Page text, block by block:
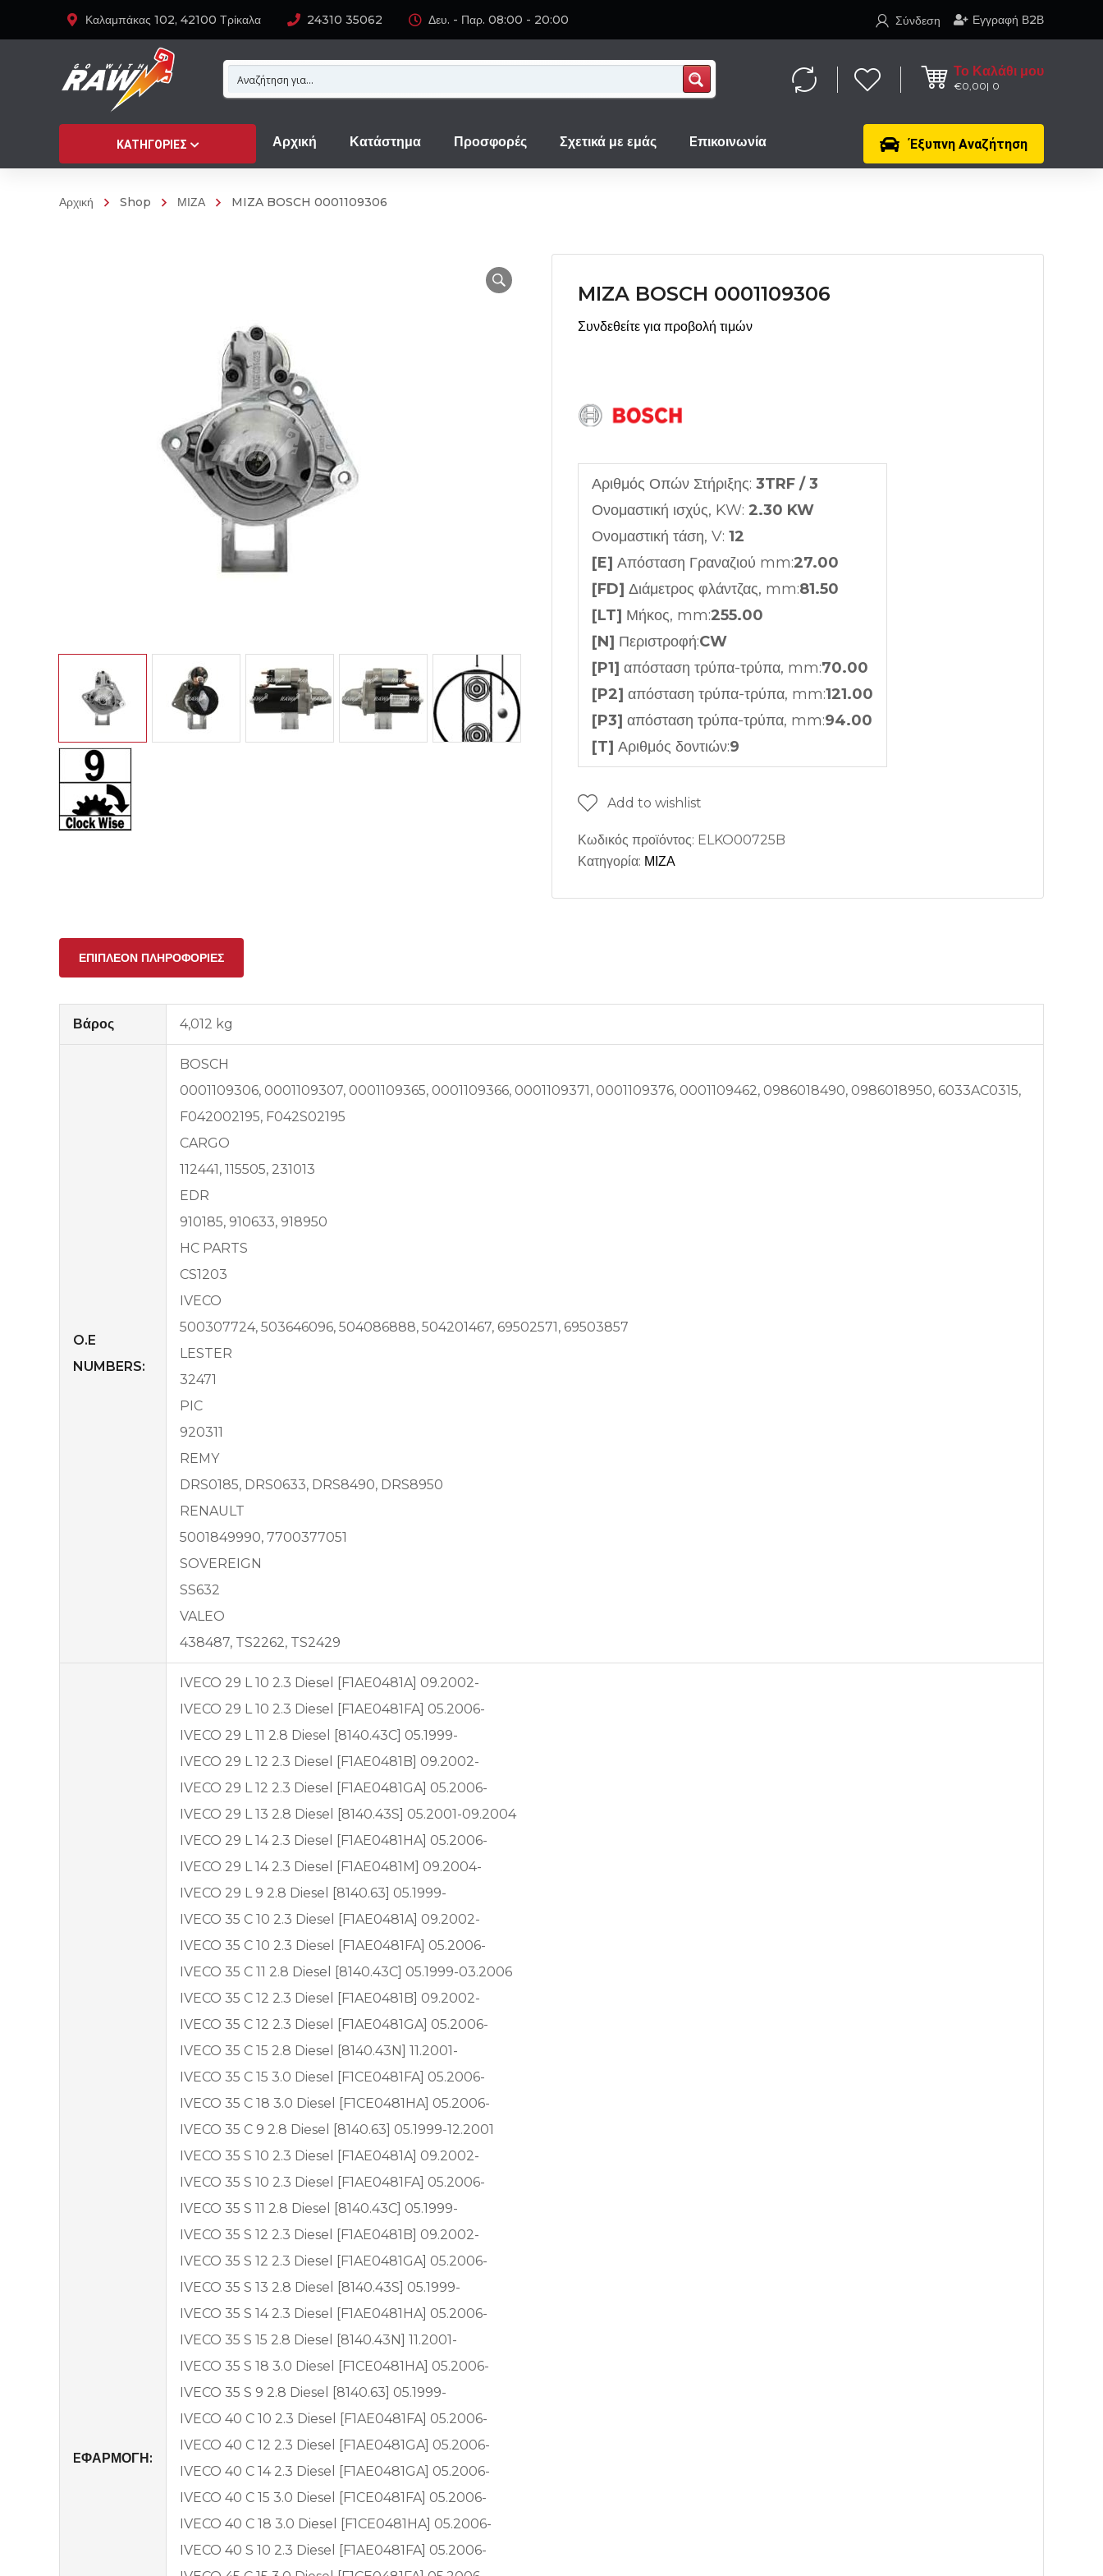
Καλαμπάκας 102, 42100 Τρίκαλα 24310 35062 Δευ. - Παρ. 08:00 - 20:00 Εγγραφή Β2Β
Σύνδεση
Το Καλάθι μου
€0,00 0
Έξυπνη Αναζήτηση
ΚΑΤΗΓΟΡΊΕΣ Αρχική Κατάστημα Προσφορές Σχετικά με εμάς Eπικοινωνία
Αρχική Shop ΜΙΖΑ MIZA BOSCH 0001109306
MIZA BOSCH 0001109306
Συνδεθείτε για προβολή τιμών
Αριθμός Οπών Στήριξης: 3TRF / 3
Ονομαστική ισχύς, KW: 2.30 KW
Ονομαστική τάση, V: 12
[E] Απόσταση Γραναζιού mm:27.00
[FD] Διάμετρος φλάντζας, mm:81.50
[LT] Μήκος, mm:255.00
[N] Περιστροφή:CW
[P1] απόσταση τρύπα-τρύπα, mm:70.00
[P2] απόσταση τρύπα-τρύπα, mm:121.00
[P3] απόσταση τρύπα-τρύπα, mm:94.00
[T] Αριθμός δοντιών:9
Add to wishlist
Κωδικός προϊόντος: ELKO00725B
Κατηγορία: ΜΙΖΑ
ΕΠΙΠΛΈΟΝ ΠΛΗΡΟΦΟΡΊΕΣ
Βάρος 4,012 kg
O.E
NUMBERS:
BOSCH
0001109306, 0001109307, 0001109365, 0001109366, 0001109371, 0001109376, 0001109462, 0986018490, 0986018950, 6033AC0315,
F042002195, F042S02195
CARGO
112441, 115505, 231013
EDR
910185, 910633, 918950
HC PARTS
CS1203
IVECO
500307724, 503646096, 504086888, 504201467, 69502571, 69503857
LESTER
32471
PIC
920311
REMY
DRS0185, DRS0633, DRS8490, DRS8950
RENAULT
5001849990, 7700377051
SOVEREIGN
SS632
VALEO
438487, TS2262, TS2429
EΦΑΡΜΟΓΗ:
IVECO 29 L 10 2.3 Diesel [F1AE0481A] 09.2002-
IVECO 29 L 10 2.3 Diesel [F1AE0481FA] 05.2006-
IVECO 29 L 11 2.8 Diesel [8140.43C] 05.1999-
IVECO 29 L 12 2.3 Diesel [F1AE0481B] 09.2002-
IVECO 29 L 12 2.3 Diesel [F1AE0481GA] 05.2006-
IVECO 29 L 13 2.8 Diesel [8140.43S] 05.2001-09.2004
IVECO 29 L 14 2.3 Diesel [F1AE0481HA] 05.2006-
IVECO 29 L 14 2.3 Diesel [F1AE0481M] 09.2004-
IVECO 29 L 9 2.8 Diesel [8140.63] 05.1999-
IVECO 35 C 10 2.3 Diesel [F1AE0481A] 09.2002-
IVECO 35 C 10 2.3 Diesel [F1AE0481FA] 05.2006-
IVECO 35 C 11 2.8 Diesel [8140.43C] 05.1999-03.2006
IVECO 35 C 12 2.3 Diesel [F1AE0481B] 09.2002-
IVECO 35 C 12 2.3 Diesel [F1AE0481GA] 05.2006-
IVECO 35 C 15 2.8 Diesel [8140.43N] 11.2001-
IVECO 35 C 15 3.0 Diesel [F1CE0481FA] 05.2006-
IVECO 35 C 18 3.0 Diesel [F1CE0481HA] 05.2006-
IVECO 35 C 9 2.8 Diesel [8140.63] 05.1999-12.2001
IVECO 35 S 10 2.3 Diesel [F1AE0481A] 09.2002-
IVECO 35 S 10 2.3 Diesel [F1AE0481FA] 05.2006-
IVECO 35 S 11 2.8 Diesel [8140.43C] 05.1999-
IVECO 35 S 12 2.3 Diesel [F1AE0481B] 09.2002-
IVECO 35 S 12 2.3 Diesel [F1AE0481GA] 05.2006-
IVECO 35 S 13 2.8 Diesel [8140.43S] 05.1999-
IVECO 35 S 14 2.3 Diesel [F1AE0481HA] 05.2006-
IVECO 35 S 15 2.8 Diesel [8140.43N] 11.2001-
IVECO 35 S 18 3.0 Diesel [F1CE0481HA] 05.2006-
IVECO 35 S 9 2.8 Diesel [8140.63] 05.1999-
IVECO 40 C 10 2.3 Diesel [F1AE0481FA] 05.2006-
IVECO 40 C 12 2.3 Diesel [F1AE0481GA] 05.2006-
IVECO 40 C 14 2.3 Diesel [F1AE0481GA] 05.2006-
IVECO 40 C 15 3.0 Diesel [F1CE0481FA] 05.2006-
IVECO 40 C 18 3.0 Diesel [F1CE0481HA] 05.2006-
IVECO 40 S 10 2.3 Diesel [F1AE0481FA] 05.2006-